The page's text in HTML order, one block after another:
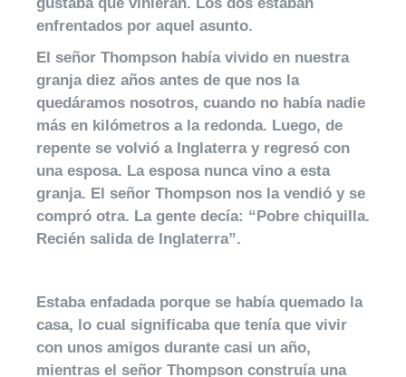
enfrentados por aquel asunto.
El señor Thompson había vivido en nuestra
granja diez años antes de que nos la
quedáramos nosotros, cuando no había nadie
más en kilómetros a la redonda. Luego, de
repente se volvió a Inglaterra y regresó con
una esposa. La esposa nunca vino a esta
granja. El señor Thompson nos la vendió y se
compró otra. La gente decía: “Pobre chiquilla.
Recién salida de Inglaterra”.
Estaba enfadada porque se había quemado la
casa, lo cual significaba que tenía que vivir
con unos amigos durante casi un año,
mientras el señor Thompson construía una